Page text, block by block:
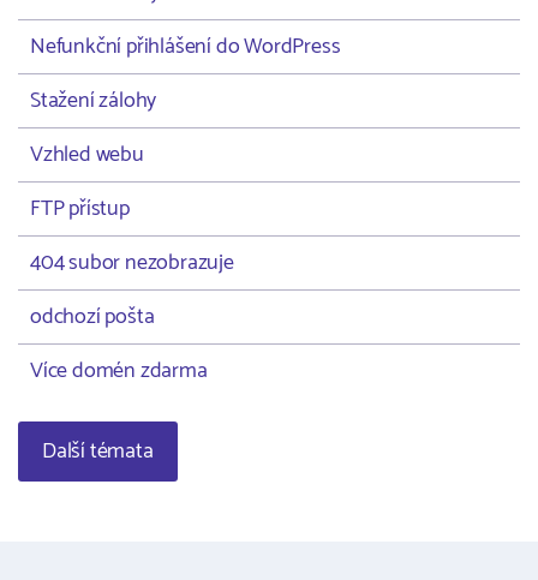
Nefunkční přihlášení do WordPress
Stažení zálohy
Vzhled webu
FTP přístup
404 subor nezobrazuje
odchozí pošta
Více domén zdarma
Další témata